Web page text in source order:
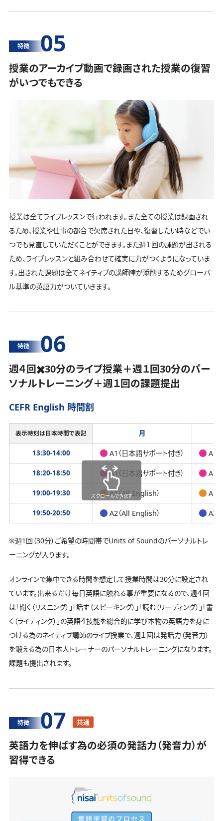
特徴 05
授業のアーカイブ動画で録画された授業の復習
がいつでもできる
授業は全てライブレッスンで行われます。また全ての授業は録画され
るため、授業や仕事の都合で欠席された日や、復習したい時などでい
つでも見直していただくことができます。また週１回の課題が出される
ため、ライブレッスンと組み合わせて確実に力がつくようになっていま
す。出された課題は全てネイティブの講師陣が添削するためグローバ
ル基準の英語力がついていきます。
特徴 06
週４回✖️30分のライブ授業＋週１回30分のパー
ソナルトレーニング＋週１回の課題提出
CEFR English 時間割
表示時刻は日本時間で表記 月
13:30-14:00 A1（日本語サポート付き） A1
18:20-18:50 A1（日本語サポート付き） A1
19:00-19:30 A1（All English） A1
19:50-20:50 A2（All English） A2
スクロールできます
※週1回（30分）ご希望の時間帯でUnits of Soundのパーソナルトレ
ーニングが入ります。
オンラインで集中できる時間を想定して授業時間は30分に設定され
ています。出来るだけ毎日英語に触れる事が重要になるので、週４回
は「聞く（リスニング）」「話す（スピーキング）」「読む（リーディング）」「書
く（ライティング）」の英語４技能を総合的に学び本物の英語力を身に
つける為のネイティブ講師のライブ授業で、週１回は発話力（発音力）
を鍛える為の日本人トレーナーのパーソナルトレーニングになります。
課題も提出されます。
特徴 07 共通
英語力を伸ばす為の必須の発話力（発音力）が
習得できる